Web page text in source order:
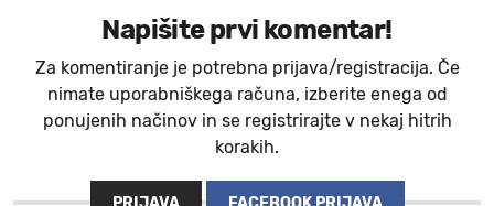
Napišite prvi komentar!
Za komentiranje je potrebna prijava/registracija. Če
nimate uporabniškega računa, izberite enega od
ponujenih načinov in se registrirajte v nekaj hitrih
korakih.